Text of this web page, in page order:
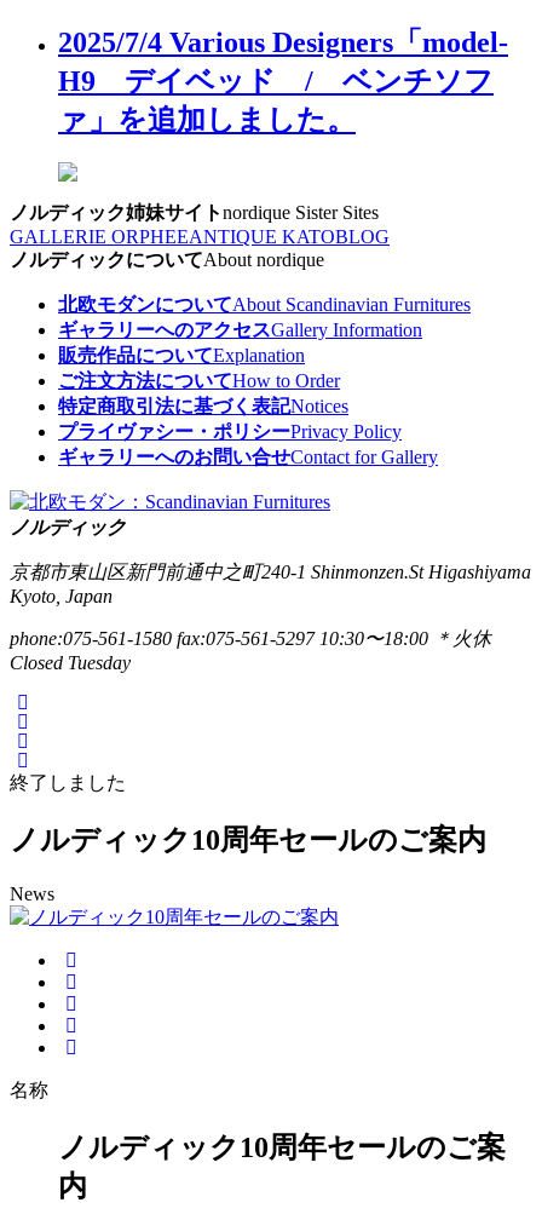
2025/7/4 Various Designers「model-
H9 デイベッド / ベンチソフ
ァ」を追加しました。
ノルディック姉妹サイトnordique Sister Sites
GALLERIE ORPHEEANTIQUE KATOBLOG
ノルディックについてAbout nordique
北欧モダンについてAbout Scandinavian Furnitures
ギャラリーへのアクセスGallery Information
販売作品についてExplanation
ご注文方法についてHow to Order
特定商取引法に基づく表記Notices
プライヴァシー・ポリシーPrivacy Policy
ギャラリーへのお問い合せContact for Gallery
ノルディック
京都市東山区新門前通中之町240-1 Shinmonzen.St Higashiyama
Kyoto, Japan
phone:075-561-1580 fax:075-561-5297 10:30〜18:00 ＊火休
Closed Tuesday
終了しました
ノルディック10周年セールのご案内
News
名称
ノルディック10周年セールのご案
内